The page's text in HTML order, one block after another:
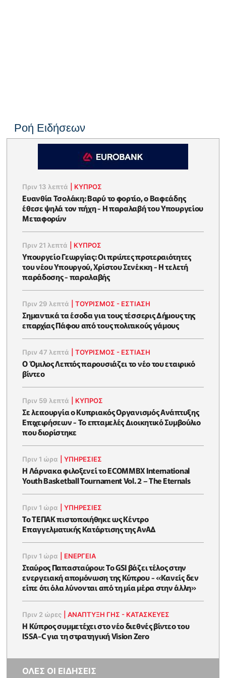
Ροή Ειδήσεων
Πριν 13 λεπτά ΚΥΠΡΟΣ
Ευανθία Τσολάκη: Βαρύ το φορτίο, ο Βαφεάδης
έθεσε ψηλά τον πήχη - Η παραλαβή του Υπουργείου
Μεταφορών
Πριν 21 λεπτά ΚΥΠΡΟΣ
Υπουργείο Γεωργίας: Οι πρώτες προτεραιότητες
του νέου Υπουργού, Χρίστου Σενέκκη - Η τελετή
παράδοσης - παραλαβής
Πριν 29 λεπτά |ΤΟΥΡΙΣΜΟΣ - ΕΣΤΙΑΣΗ
Σημαντικά τα έσοδα για τους τέσσερις Δήμους της
επαρχίας Πάφου από τους πολιτικούς γάμους
Πριν 47 λεπτά |ΤΟΥΡΙΣΜΟΣ - ΕΣΤΙΑΣΗ
Ο Όμιλος Λεπτός παρουσιάζει το νέο του εταιρικό
βίντεο
Πριν 59 λεπτά ΚΥΠΡΟΣ
Σε λειτουργία ο Κυπριακός Οργανισμός Ανάπτυξης
Επιχειρήσεων - To επταμελές Διοικητικό Συμβούλιο
που διορίστηκε
Πριν 1 ώρα |ΥΠΗΡΕΣΙΕΣ
Η Λάρνακα φιλοξενεί το ECOMMBX International
Youth Basketball Tournament Vol. 2 – The Eternals
Πριν 1 ώρα |ΥΠΗΡΕΣΙΕΣ
Το ΤΕΠΑΚ πιστοποιήθηκε ως Κέντρο
Επαγγελματικής Κατάρτισης της ΑνΑΔ
Πριν 1 ώρα ΕΝΈΡΓΕΙΑ
Σταύρος Παπασταύρου: Το GSI βάζει τέλος στην
ενεργειακή απομόνωση της Κύπρου - «Κανείς δεν
είπε ότι όλα λύνονται από τη μία μέρα στην άλλη»
Πριν 2 ώρες |ΑΝΑΠΤΥΞΗ ΓΗΣ - ΚΑΤΑΣΚΕΥΕΣ
Η Κύπρος συμμετέχει στο νέο διεθνές βίντεο του
ISSA-C για τη στρατηγική Vision Zero
ΟΛΕΣ ΟΙ ΕΙΔΗΣΕΙΣ